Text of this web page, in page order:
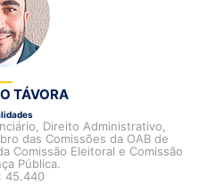
TÁVORA
Direito Administrativo,
das Comissões da OAB de
Comissão Eleitoral e Comissão
Pública.
45.440